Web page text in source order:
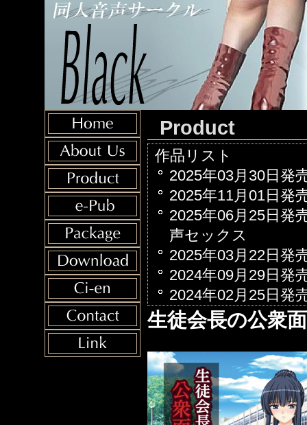
Product
作品リスト
2025年03月30日発
2025年11月01日発
2025年06月25日発
声セックス
2025年03月22日発
2024年09月29日発
2024年02月25日発
2023年06月12日発
～子
さい
2022年08月11日発
懇願脱糞ＳＥＸ～
2022年07月01日発
生徒会長の公衆